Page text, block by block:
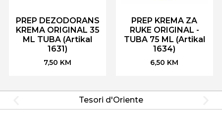
PREP DEZODORANS
KREMA ORIGINAL 35
ML TUBA (Artikal
1631)
7,50 KM
PREP KREMA ZA
RUKE ORIGINAL -
TUBA 75 ML (Artikal
1634)
6,50 KM
Tesori d'Oriente